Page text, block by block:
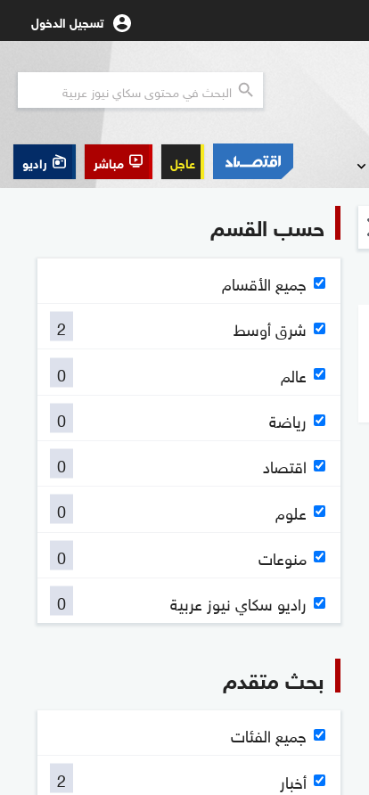
تسجيل الدخول
عاجل مباشر راديو
حسب القسم
جميع الأقسام
شرق أوسط
2
عالم
0
رياضة
0
اقتصاد
0
علوم
0
منوعات
0
راديو سكاي نيوز عربية
0
بحث متقدم
جميع الفئات
أخبار
2